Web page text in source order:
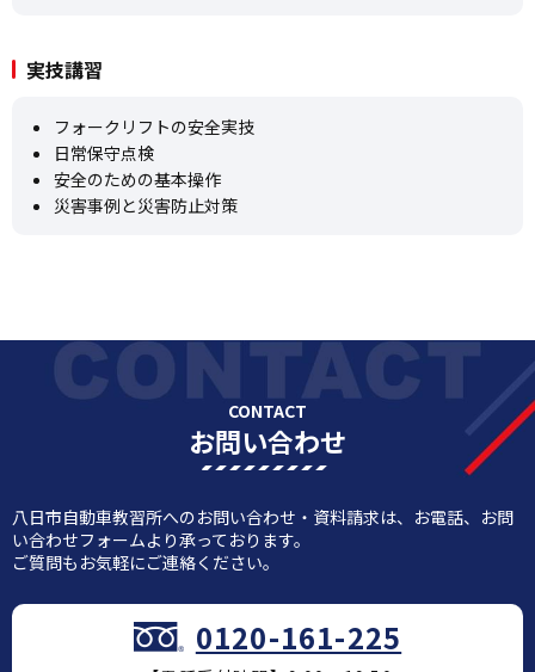
実技講習
フォークリフトの安全実技
日常保守点検
安全のための基本操作
災害事例と災害防止対策
CONTACT
お問い合わせ
八日市自動車教習所へのお問い合わせ・資料請求は、お電話、お問
い合わせフォームより承っております。
ご質問もお気軽にご連絡ください。
0120-161-225